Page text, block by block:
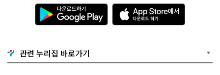
다
운
로
기
G
o
A
p
p
e
관련 누리집 바로가기